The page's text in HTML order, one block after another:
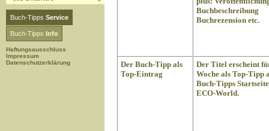
Buch-Tipps Service
Buch-Tipps Info
Haftungsausschluss
Impressum
Datenschutzerklärung
Buchbeschreibung
Buchrezension etc.
Der Buch-Tipp als
Top-Eintrag
Der Titel erscheint
Woche als Top-Tipp
Buch-Tipps
ECO-World.